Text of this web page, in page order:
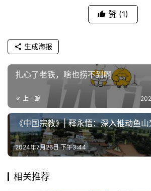
僧
访
谈
心
乐
提
专
题
赞 (1)
生成海报
扎心了老铁，啥也捞不到啊
上一篇
《中国宗教》| 释永悟：深入推动鱼
2024年7月26日 下午3:44
相关推荐